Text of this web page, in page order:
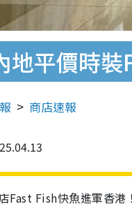
地平價時
商店速報
Fast Fish快魚進軍香